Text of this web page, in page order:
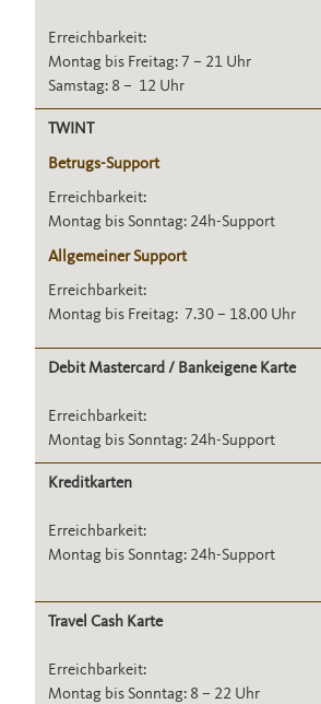
Erreichbarkeit:
Montag bis Freitag: 7 – 21 Uhr
Samstag: 8 – 12 Uhr
TWINT
Betrugs-Support
Erreichbarkeit:
Montag bis Sonntag: 24h-Support
Allgemeiner Support
Erreichbarkeit:
Montag bis Freitag: 7.30 – 18.00 Uhr
Debit Mastercard / Bankeigene Karte
Erreichbarkeit:
Montag bis Sonntag: 24h-Support
Kreditkarten
Erreichbarkeit:
Montag bis Sonntag: 24h-Support
Travel Cash Karte
Erreichbarkeit:
Montag bis Sonntag: 8 – 22 Uhr